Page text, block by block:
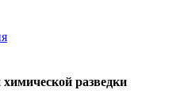
разведки